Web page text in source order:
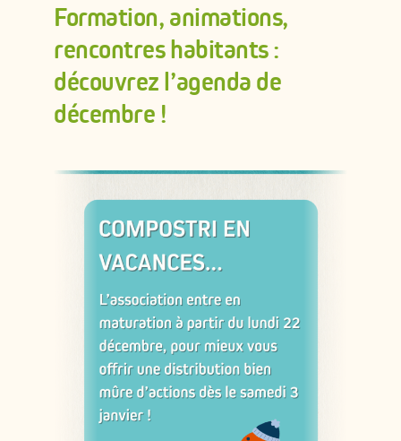
Ressources
ADHÉRER
Formation, animations,
rencontres habitants :
découvrez l’agenda de
décembre !